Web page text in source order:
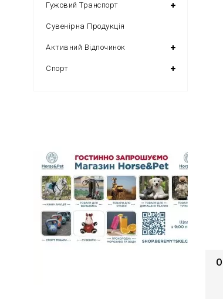
Гужовий Транспорт
Сувенірна Продукція
Активний Відпочинок
Спорт